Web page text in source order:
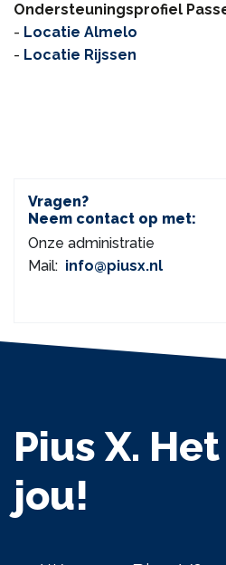
Ondersteuningsprofiel
- Locatie Almelo
- Locatie Rijssen
Vragen?
Neem contact op met:
Onze administratie
Mail: info@piusx.nl
Pius X.
jou!